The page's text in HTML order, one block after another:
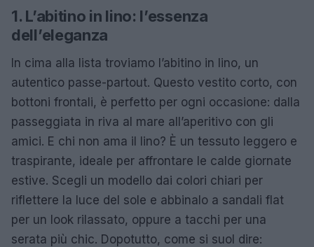
1. L’abitino in lino: l’essenza
dell’eleganza
In cima alla lista troviamo l’abitino in lino, un
autentico passe-partout. Questo vestito corto, con
bottoni frontali, è perfetto per ogni occasione: dalla
passeggiata in riva al mare all’aperitivo con gli
amici. E chi non ama il lino? È un tessuto leggero e
traspirante, ideale per affrontare le calde giornate
estive. Scegli un modello dai colori chiari per
riflettere la luce del sole e abbinalo a sandali flat
per un look rilassato, oppure a tacchi per una
serata più chic. Dopotutto, come si suol dire: